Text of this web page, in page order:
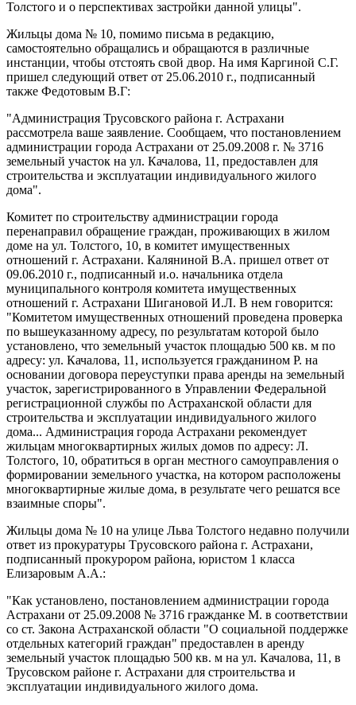
Толстого и о перспективах застройки данной улицы".
Жильцы дома № 10, помимо письма в редакцию,
самостоятельно обращались и обращаются в различные
инстанции, чтобы отстоять свой двор. На имя Каргиной С.Г.
пришел следующий ответ от 25.06.2010 г., подписанный
также Федотовым В.Г:
"Администрация Трусовского района г. Астрахани
рассмотрела ваше заявление. Сообщаем, что постановлением
администрации города Астрахани от 25.09.2008 г. № 3716
земельный участок на ул. Качалова, 11, предоставлен для
строительства и эксплуатации индивидуального жилого
дома".
Комитет по строительству администрации города
перенаправил обращение граждан, проживающих в жилом
доме на ул. Толстого, 10, в комитет имущественных
отношений г. Астрахани. Каляниной В.А. пришел ответ от
09.06.2010 г., подписанный и.о. начальника отдела
муниципального контроля комитета имущественных
отношений г. Астрахани Шигановой И.Л. В нем говорится:
"Комитетом имущественных отношений проведена проверка
по вышеуказанному адресу, по результатам которой было
установлено, что земельный участок площадью 500 кв. м по
адресу: ул. Качалова, 11, используется гражданином Р. на
основании договора переуступки права аренды на земельный
участок, зарегистрированного в Управлении Федеральной
регистрационной службы по Астраханской области для
строительства и эксплуатации индивидуального жилого
дома... Администрация города Астрахани рекомендует
жильцам многоквартирных жилых домов по адресу: Л.
Толстого, 10, обратиться в орган местного самоуправления о
формировании земельного участка, на котором расположены
многоквартирные жилые дома, в результате чего решатся все
взаимные споры".
Жильцы дома № 10 на улице Льва Толстого недавно получили
ответ из прокуратуры Tpycoвскoro района г. Астрахани,
подписанный прокурором района, юристом 1 класса
Елизаровым А.А.:
"Как установлено, постановлением администрации города
Астрахани от 25.09.2008 № 3716 гражданке М. в соответствии
со ст. Закона Астраханской области "О социальной поддержке
отдельных категорий граждан" предоставлен в аренду
земельный участок площадью 500 кв. м на ул. Качалова, 11, в
Трусовском районе г. Астрахани для строительства и
эксплуатации индивидуального жилого дома.